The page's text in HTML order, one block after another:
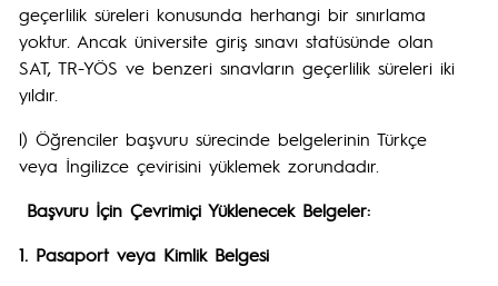
geçerlilik süreleri konusunda herhangi bir sınırlama
yoktur. Ancak üniversite giriş sınavı statüsünde olan
SAT, TR-YÖS ve benzeri sınavların geçerlilik süreleri iki
yıldır.
l) Öğrenciler başvuru sürecinde belgelerinin Türkçe
veya İngilizce çevirisini yüklemek zorundadır.
Başvuru İçin Çevrimiçi Yüklenecek Belgeler:
1. Pasaport veya Kimlik Belgesi